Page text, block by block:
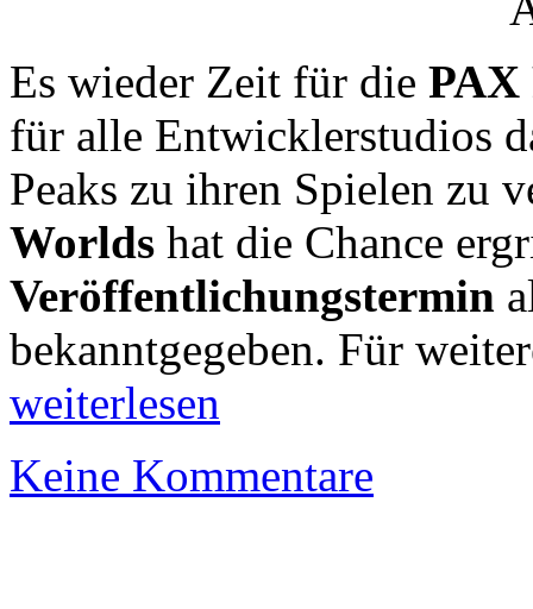
Es wieder Zeit für die PAX
für alle Entwicklerstudios
Peaks zu ihren Spielen zu
Worlds hat die Chance
Veröffentlichungstermin
bekanntgegeben. Für
weiterlesen
Keine Kommentare